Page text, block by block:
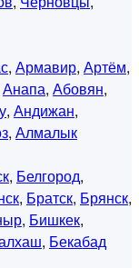
, Армавир, Артём,
Анапа, Абовян,
, Андижан,
, Алмалык
, Белгород,
, Братск, Брянск,
, Бишкек,
, Бекабад